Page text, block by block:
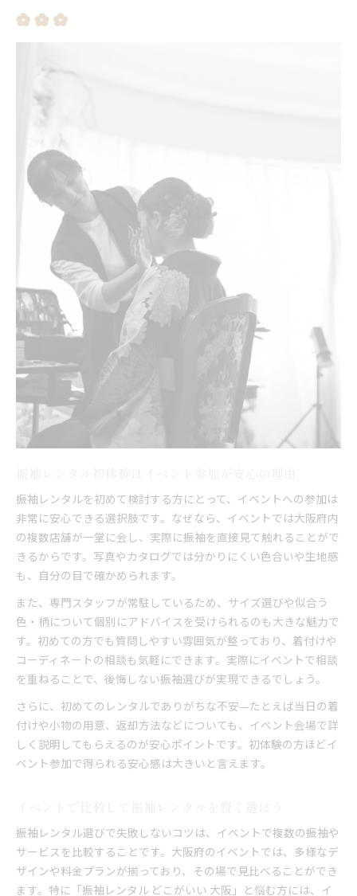
振袖レンタルを初めて検討する方にとって、イベントへの参加は
非常に安心できる選択肢です。なぜなら、イベントでは大阪府内
の複数店舗が一堂に会し、実際に振袖を直接見て触れることがで
きるからです。写真やカタログでは分かりにくい色合いや生地感
も、自分の目で確かめられます。
また、専門スタッフが常駐しているため、サイズ選びや似合う
色・柄について個別にアドバイスを受けられるのも大きな魅力で
す。初めての方でも質問しやすい雰囲気が整っており、着付けや
コーディネートの相談も気軽にできます。実際にイベントで相談
を重ねることで、後悔しない振袖選びが実現できるでしょう。
さらに、初めてのレンタルでありがちな不安—たとえば当日の着
付けや小物の用意、返却方法などについても、イベント会場で詳
しく説明してもらえるのが安心ポイントです。初体験の方ほどイ
ベント参加で得られる安心感は大きいと言えます。
振袖レンタル選びで失敗しないコツは、イベントで複数の振袖や
サービスを比較することです。大阪府のイベントでは、多様なデ
ザインや料金プランが揃っており、その場で見比べることができ
ます。特に「振袖レンタル どこがいい 大阪」と悩む方には、イ